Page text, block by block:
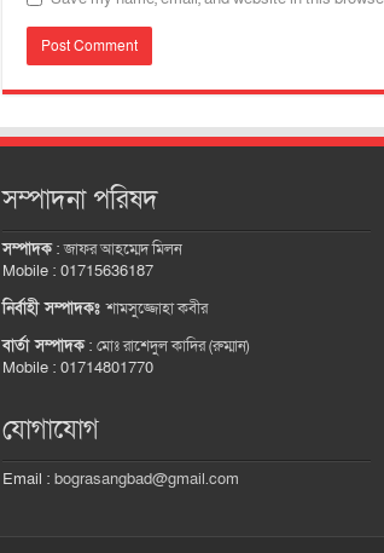
সম্পাদনা পরিষদ
সম্পাদক:জাফর আহম্মেদ মিলন
Mobile : 01715636187
নির্বাহী সম্পাদকঃশামসুজ্জোহা কবীর
বার্তা সম্পাদক: মোঃ রাশেদুল কাদির (রুম্মান)
Mobile : 01714801770
যোগাযোগ
Email : bograsangbad@gmail.com